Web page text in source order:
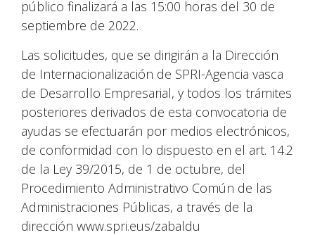
público finalizará a las 15:00 horas del 30 de
septiembre de 2022.
Las solicitudes, que se dirigirán a la Dirección
de Internacionalización de SPRI-Agencia vasca
de Desarrollo Empresarial, y todos los trámites
posteriores derivados de esta convocatoria de
ayudas se efectuarán por medios electrónicos,
de conformidad con lo dispuesto en el art. 14.2
de la Ley 39/2015, de 1 de octubre, del
Procedimiento Administrativo Común de las
Administraciones Públicas, a través de la
dirección www.spri.eus/zabaldu